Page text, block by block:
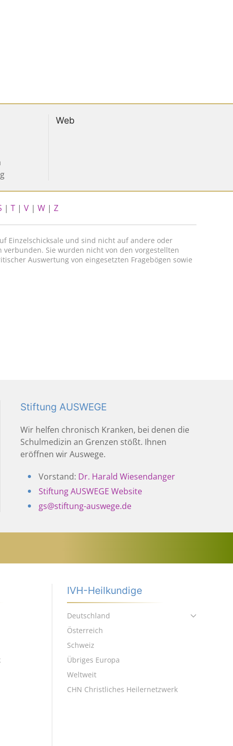
Web
| T | V | W | Z
Einzelschicksale und sind nicht auf andere oder
Sie wurden nicht von den vorgestellten
Auswertung von eingesetzten Fragebögen sowie
Stiftung AUSWEGE
Wir helfen chronisch Kranken, bei denen die
Schulmedizin an Grenzen stößt. Ihnen
eröffnen wir Auswege.
Vorstand: Dr. Harald Wiesendanger
Stiftung AUSWEGE Website
gs@stiftung-auswege.de
IVH-Heilkundige
Deutschland
Österreich
Schweiz
Übriges Europa
Weltweit
CHN Christliches Heilernetzwerk